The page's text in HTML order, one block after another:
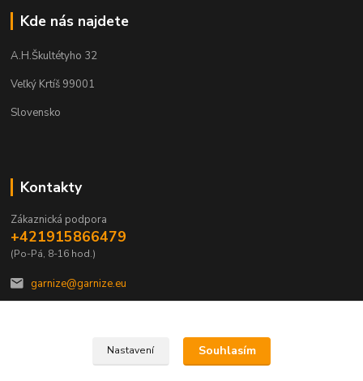
Kde nás najdete
A.H.Škultétyho 32
Veľký Krtíš 99001
Slovensko
Kontakty
Zákaznická podpora
+421915866479
(Po-Pá, 8-16 hod.)
garnize@garnize.eu
Nastavení Souhlasím